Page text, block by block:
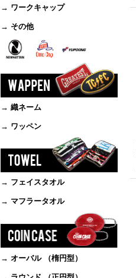
→ ワークキャップ
→ その他
→ 織ネーム
→ ワッペン
→ フェイスタオル
→ マフラータオル
→ オーバル （楕円型）